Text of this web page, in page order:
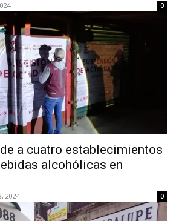
0
a cuatro establecimientos
alcohólicas en
2024 0